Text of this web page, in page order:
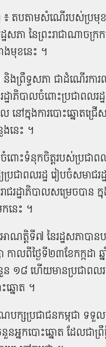
៖ ​តប​តាម​សំណើ​របស់​ប្រមុ
ឋសភា ​នៃ​ព្រះរាជាណាចក្
ង​មុខ​នេះ ​។
និង​ព្រឹទ្ធសភា ​ជា​ដំណើរកា
ដ្ឋាភិបាល​ចំពោះ​ប្រជាពល
ល នៅ​ក្នុង​ការ​បោះឆ្នោត​ជ្
ង​នេះ ​។
ចំពោះ​ទំនុកចិត្ត​របស់​ប្រជាព
រជាពលរដ្ឋ រៀបចំ​សមាជ​
រដ្ឋាភិបាល​សម្រេច​បាន​ ក្
នេះ​ ។
អាណត្តិ​ទី​៧ នៃ​រដ្ឋសភា​ប
ា កាលពី​ថ្ងៃ​ទី​២៣​ខែកក្ក
១៨ ហើយ​មាន​ប្រជាពលរ
ឆ្នោត​ ។
ក្ស​ប្រជាជន​កម្ពុជា ​ទទួ
នកបោះឆ្នោត ដែល​ជា​ព្រឹត្